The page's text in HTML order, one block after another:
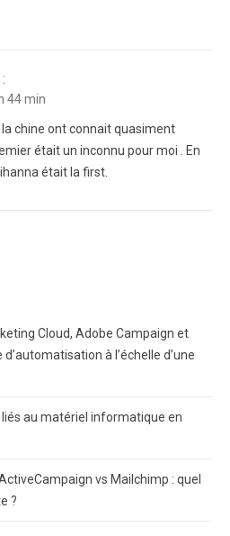
44 min
chine ont connait quasiment
était un inconnu pour moi . En
était la first.
Cloud, Adobe Campaign et
à l’échelle d’une
au matériel informatique en
vs Mailchimp : quel
?